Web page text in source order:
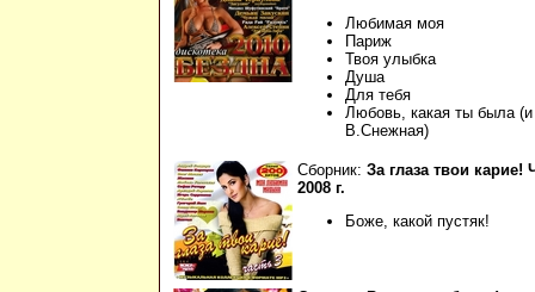
Любимая моя
Париж
Твоя улыбка
Душа
Для тебя
Любовь, какая ты была (и
В.Снежная)
Сборник: За глаза твои карие!
2008 г.
Боже, какой пустяк!